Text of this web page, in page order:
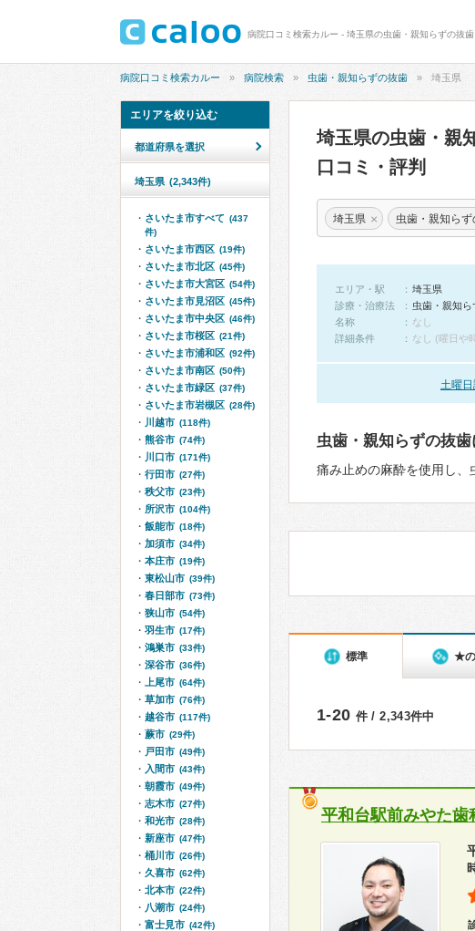
病院口コミ検索カルー - 埼玉県の虫歯・親知らずの抜
病院口コミ検索カルー 病院検索 虫歯・親知らずの抜歯 埼玉県
埼玉県の虫歯・親
口コミ・評判
埼玉県 × 虫歯・親知らず
エリア・駅
埼玉県
診療・治療法
虫歯・親知ら
名称
なし
詳細条件
なし (曜日や
土曜
虫歯・親知らずの抜
痛み止めの麻酔を使用し、
標準 ★
1-20 件 / 2,343件中
平和台駅前みやた歯
エリアを絞り込む
都道府県を選択
埼玉県 (2,343件)
さいたま市すべて (437
件)
さいたま市西区 (19件)
さいたま市北区 (45件)
さいたま市大宮区 (54件)
さいたま市見沼区 (45件)
さいたま市中央区 (46件)
さいたま市桜区 (21件)
さいたま市浦和区 (92件)
さいたま市南区 (50件)
さいたま市緑区 (37件)
さいたま市岩槻区 (28件)
川越市 (118件)
熊谷市 (74件)
川口市 (171件)
行田市 (27件)
秩父市 (23件)
所沢市 (104件)
飯能市 (18件)
加須市 (34件)
本庄市 (19件)
東松山市 (39件)
春日部市 (73件)
狭山市 (54件)
羽生市 (17件)
鴻巣市 (33件)
深谷市 (36件)
上尾市 (64件)
草加市 (76件)
越谷市 (117件)
蕨市 (29件)
戸田市 (49件)
入間市 (43件)
朝霞市 (49件)
志木市 (27件)
和光市 (28件)
新座市 (47件)
桶川市 (26件)
久喜市 (62件)
北本市 (22件)
八潮市 (24件)
富士見市 (42件)